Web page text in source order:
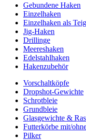
Gebundene Haken
Einzelhaken
Einzelhaken als
Jig-Haken
Drillinge
Meereshaken
Edelstahlhaken
Hakenzubehör
Vorschaltköpfe
Dropshot-Gewichte
Schrotbleie
Grundbleie
Glasgewichte &
Futterkörbe mit/
Pilker